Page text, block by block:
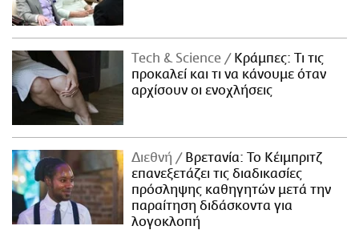
Τech & Science
Κράμπες: Τι τις
προκαλεί και τι να κάνουμε όταν
αρχίσουν οι ενοχλήσεις
Διεθνή
Βρετανία: Το Κέιμπριτζ
επανεξετάζει τις διαδικασίες
πρόσληψης καθηγητών μετά την
παραίτηση διδάσκοντα για
λογοκλοπή